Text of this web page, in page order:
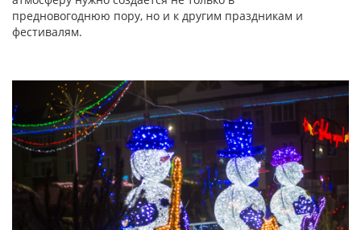
предновогоднюю пору, но и к другим праздникам и
фестивалям.